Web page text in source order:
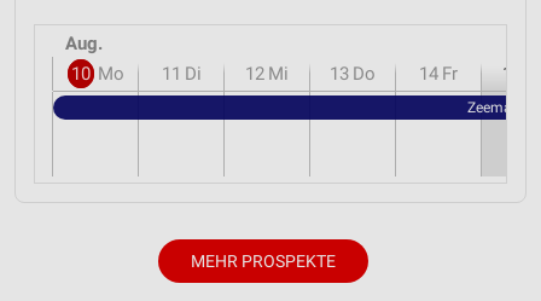
Aug.
10 Mo 11 Di 12 Mi 13 Do 14 Fr 15
Zeemann
MEHR PROSPEKTE